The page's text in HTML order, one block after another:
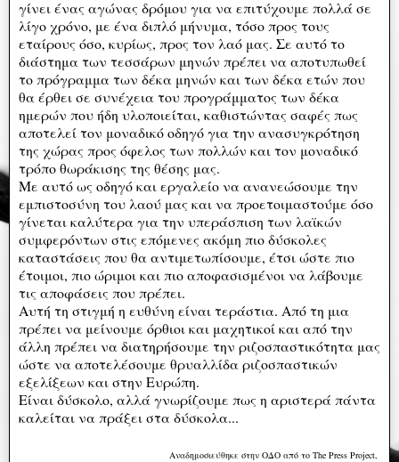
γίνει ένας αγώνας δρόμου για να επιτύχουμε πολλά σε
λίγο χρόνο, με ένα διπλό μήνυμα, τόσο προς τους
εταίρους όσο, κυρίως, προς τον λαό μας. Σε αυτό το
διάστημα των τεσσάρων μηνών πρέπει να αποτυπωθεί
το πρόγραμμα των δέκα μηνών και των δέκα ετών που
θα έρθει σε συνέχεια του προγράμματος των δέκα
ημερών που ήδη υλοποιείται, καθιστώντας σαφές πως
αποτελεί τον μοναδικό οδηγό για την ανασυγκρότηση
της χώρας προς όφελος των πολλών και τον μοναδικό
τρόπο θωράκισης της θέσης μας.
Με αυτό ως οδηγό και εργαλείο να ανανεώσουμε την
εμπιστοσύνη του λαού μας και να προετοιμαστούμε όσο
γίνεται καλύτερα για την υπεράσπιση των λαϊκών
συμφερόντων στις επόμενες ακόμη πιο δύσκολες
καταστάσεις που θα αντιμετωπίσουμε, έτσι ώστε πιο
έτοιμοι, πιο ώριμοι και πιο αποφασισμένοι να λάβουμε
τις αποφάσεις που πρέπει.
Αυτή τη στιγμή η ευθύνη είναι τεράστια. Από τη μια
πρέπει να μείνουμε όρθιοι και μαχητικοί και από την
άλλη πρέπει να διατηρήσουμε την ριζοσπαστικότητα μας
ώστε να αποτελέσουμε θρυαλλίδα ριζοσπαστικών
εξελίξεων και στην Ευρώπη.
Είναι δύσκολο, αλλά γνωρίζουμε πως η αριστερά πάντα
καλείται να πράξει στα δύσκολα...
Αναδημοσιεύθηκε στην ΟΔΟ από το The Press Project,